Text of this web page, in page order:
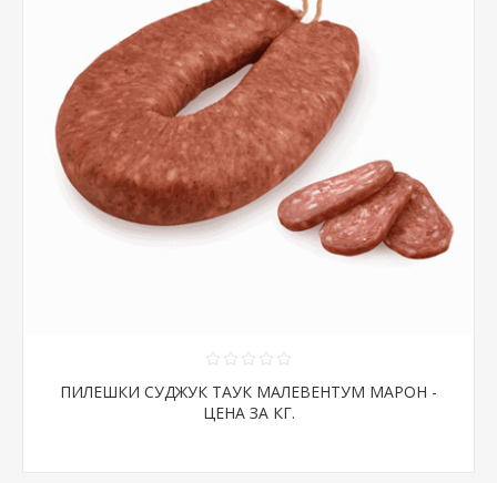
ПИЛЕШКИ СУДЖУК ТАУК МАЛЕВЕНТУМ МАРОН -
ЦЕНА ЗА КГ.